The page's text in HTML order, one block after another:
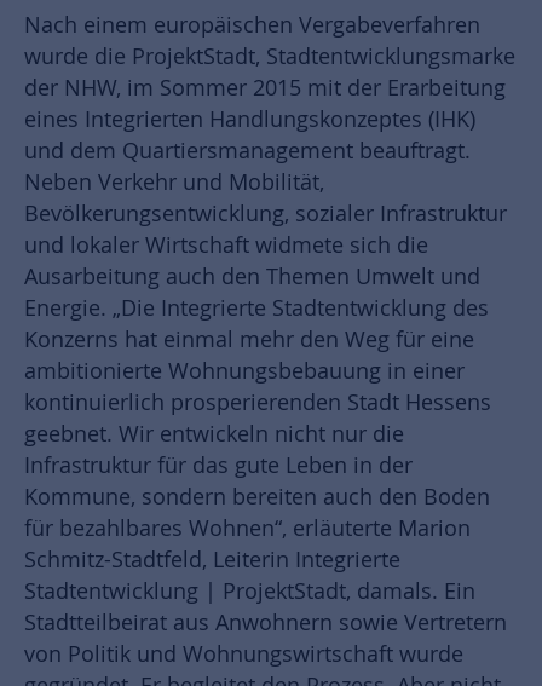
Nach einem europäischen Vergabeverfahren
wurde die ProjektStadt, Stadtentwicklungsmarke
der NHW, im Sommer 2015 mit der Erarbeitung
eines Integrierten Handlungskonzeptes (IHK)
und dem Quartiersmanagement beauftragt.
Neben Verkehr und Mobilität,
Bevölkerungsentwicklung, sozialer Infrastruktur
und lokaler Wirtschaft widmete sich die
Ausarbeitung auch den Themen Umwelt und
Energie. „Die Integrierte Stadtentwicklung des
Konzerns hat einmal mehr den Weg für eine
ambitionierte Wohnungsbebauung in einer
kontinuierlich prosperierenden Stadt Hessens
geebnet. Wir entwickeln nicht nur die
Infrastruktur für das gute Leben in der
Kommune, sondern bereiten auch den Boden
für bezahlbares Wohnen“, erläuterte Marion
Schmitz-Stadtfeld, Leiterin Integrierte
Stadtentwicklung | ProjektStadt, damals. Ein
Stadtteilbeirat aus Anwohnern sowie Vertretern
von Politik und Wohnungswirtschaft wurde